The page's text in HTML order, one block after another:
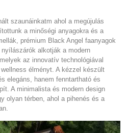
szaunáinkatm ahol a megújulás
a minőségi anyagokra és a
prémium Black Angel faanyagok
alkotják a modern
az innovatív technológiával
élményt. A kézzel készült
elegáns, hanem fenntartható és
A minimalista és modern design
olyan térben, ahol a pihenés és a